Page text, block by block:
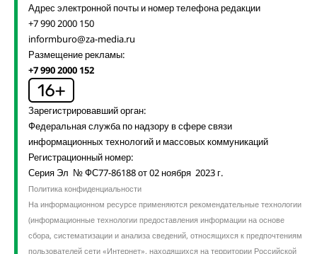
Адрес электронной почты и номер телефона редакции
+7 990 2000 150
informburo@za-media.ru
Размещение рекламы:
+7 990 2000 152
Зарегистрировавший орган:
Федеральная служба по надзору в сфере связи
информационных технологий и массовых коммуникаций
Регистрационный номер:
Серия Эл № ФС77-86188 от 02 ноября 2023 г.
Политика конфиденциальности
На информационном ресурсе применяются рекомендательные технологии
(информационные технологии предоставления информации на основе
сбора, систематизации и анализа сведений, относящихся к предпочтениям
пользователей сети «Интернет», находящихся на территории Российской